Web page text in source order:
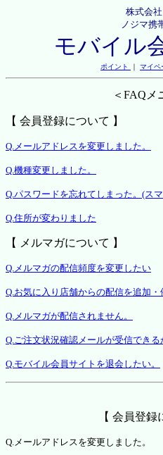
株式会
ノジマ携
モバイル
ポイント ｜ マイペ
＜FAQメ
【 会員登録について 】
Q.メールアドレスを変更しました。
Q.機種変更しました。
Q.パスワードを忘れてしまった。(ス
Q.住所が変わりました
【 メルマガについて 】
Q.メルマガの配信頻度を変更したい
Q.お気に入り店舗からの配信を追加
Q.メルマガが配信されません。
Q.ご注文状況確認メールが受信できる
Q.モバイル会員サイトを退会したい。
【 会員登録
Q.メールアドレスを変更しました。